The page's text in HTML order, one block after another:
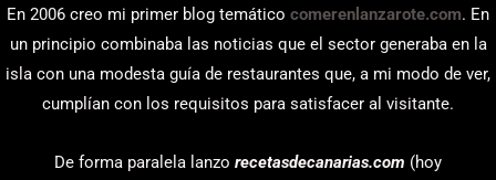
En 2006 creo mi primer blog temático comerenlanzarote.com. En
un principio combinaba las noticias que el sector generaba en la
isla con una modesta guía de restaurantes que, a mi modo de ver,
cumplían con los requisitos para satisfacer al visitante.
De forma paralela lanzo recetasdecanarias.com (hoy